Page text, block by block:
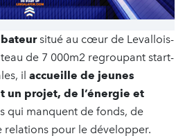
situé au cœur de Levallois-
de 7 000m2 regroupant start-
il accueille de jeunes
un projet, de l’énergie et
qui manquent de fonds, de
relations pour le développer.